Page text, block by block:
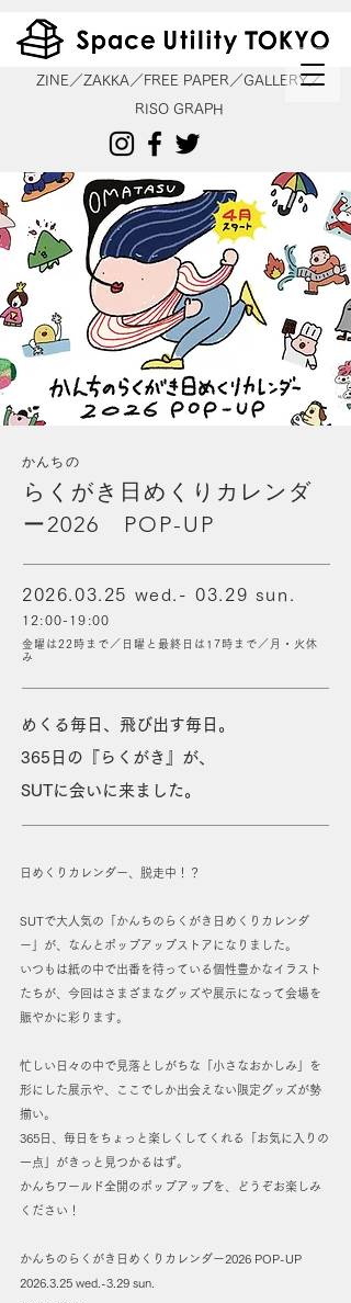
ZINE／ZAKKA／FREE PAPER／GALLERY／
RISO GRAPH
かんちの
らくがき日めくりカレンダ
ー2026 POP-UP
2026.03.25 wed.- 03.29 sun.
12:00-19:00
金曜は22時まで／日曜と最終日は17時まで／月・火休
み
めくる毎日、飛び出す毎日。
365日の『らくがき』が、
SUTに会いに来ました。
日めくりカレンダー、脱走中！？
SUTで大人気の「かんちのらくがき日めくりカレンダ
ー」が、なんとポップアップストアになりました。
いつもは紙の中で出番を待っている個性豊かなイラスト
たちが、今回はさまざまなグッズや展示になって会場を
賑やかに彩ります。
忙しい日々の中で見落としがちな「小さなおかしみ」を
形にした展示や、ここでしか出会えない限定グッズが勢
揃い。
365日、毎日をちょっと楽しくしてくれる「お気に入りの
一点」がきっと見つかるはず。
かんちワールド全開のポップアップを、どうぞお楽しみ
ください！
かんちのらくがき日めくりカレンダー2026 POP-UP
2026.3.25 wed.-3.29 sun.